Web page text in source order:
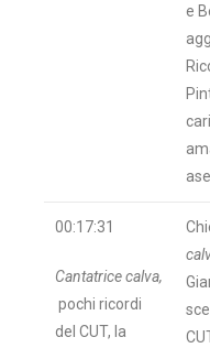
e
00:17:31
Cantatrice calva,
pochi ricordi
del CUT, la